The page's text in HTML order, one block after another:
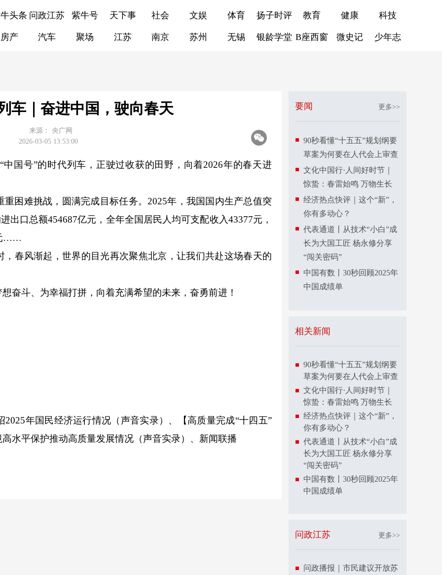
头条 问政江苏 紫牛号 天下事 社会 文娱 体育 扬子时评 教育 健康 科技
房产 汽车 聚场 江苏 南京 苏州 无锡 银龄学堂 B座西窗 微史记 少年志
车｜奋进中国，驶向春天
来源：
央广网
2026-03-05 13:53:00
号”的时代列车，正驶过收获的田野，向着2026年的春天进
难挑战，圆满完成目标任务。2025年，我国国内生产总值突
出口总额454687亿元，全年全国居民人均可支配收入43377元，
……
风渐起，世界的目光再次聚焦北京，让我们共赴这场春天的
斗、为幸福打拼，向着充满希望的未来，奋勇前进！
年国民经济运行情况（声音实录）、【高质量完成“十四五”
水平保护推动高质量发展情况（声音实录）、新闻联播
要闻 更多>>
90秒看懂“十五五”规划纲要
草案为何要在人代会上审查
文化中国行·人间好时节｜
惊蛰：春雷始鸣 万物生长
经济热点快评｜这个“新”，
你有多动心？
代表通道丨从技术“小白”成
长为大国工匠 杨永修分享
“闯关密码”
中国有数丨30秒回顾2025年
中国成绩单
相关新闻
90秒看懂“十五五”规划纲要
草案为何要在人代会上审查
文化中国行·人间好时节｜
惊蛰：春雷始鸣 万物生长
经济热点快评｜这个“新”，
你有多动心？
代表通道丨从技术“小白”成
长为大国工匠 杨永修分享
“闯关密码”
中国有数丨30秒回顾2025年
中国成绩单
问政江苏 更多>>
问政播报｜市民建议开放苏